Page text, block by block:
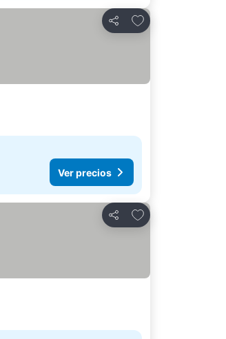
Compartir
Agregar a favoritos
Ver precios
Compartir
Agregar a favoritos